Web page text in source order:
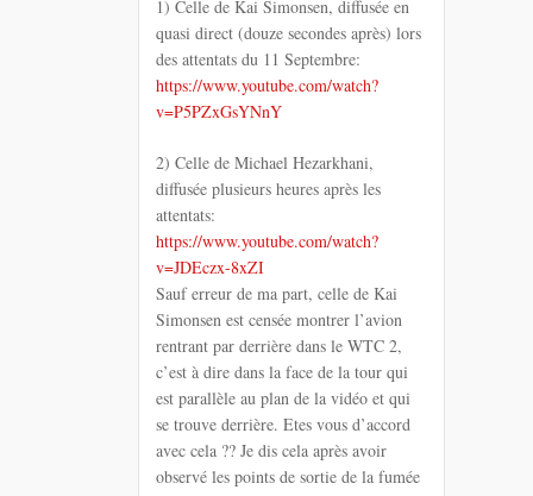
1) Celle de Kai Simonsen, diffusée en
quasi direct (douze secondes après) lors
des attentats du 11 Septembre:
https://www.youtube.com/watch?
v=P5PZxGsYNnY
2) Celle de Michael Hezarkhani,
diffusée plusieurs heures après les
attentats:
https://www.youtube.com/watch?
v=JDEczx-8xZI
Sauf erreur de ma part, celle de Kai
Simonsen est censée montrer l’avion
rentrant par derrière dans le WTC 2,
c’est à dire dans la face de la tour qui
est parallèle au plan de la vidéo et qui
se trouve derrière. Etes vous d’accord
avec cela ?? Je dis cela après avoir
observé les points de sortie de la fumée